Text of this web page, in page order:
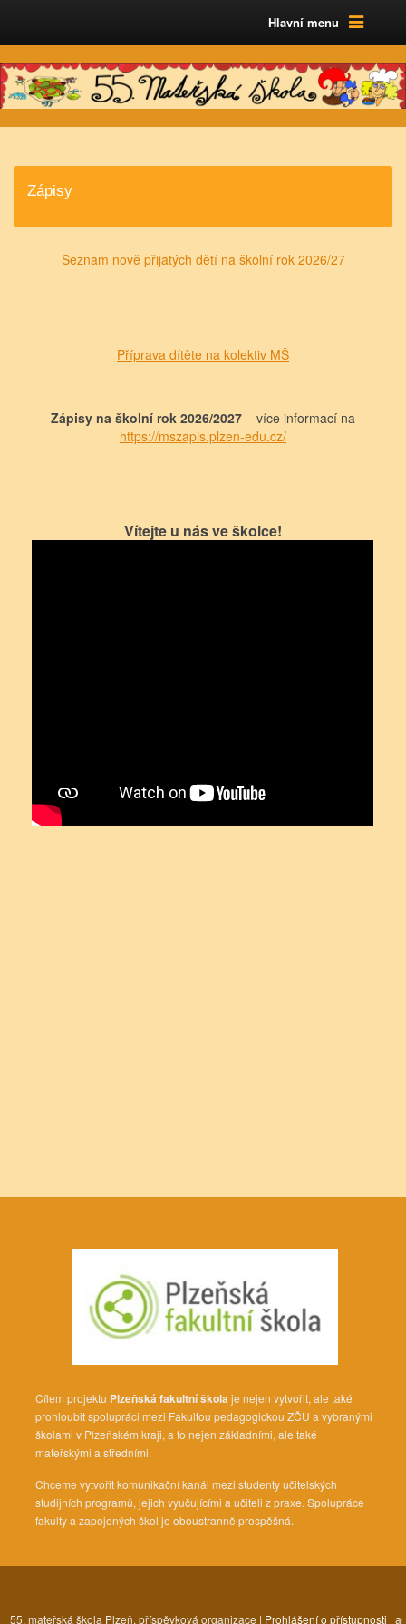
Hlavní menu
Zápisy
Seznam nově přijatých dětí na školní rok 2026/27
Příprava dítěte na kolektiv MŠ
Zápisy na školní rok 2026/2027 – více informací na
https://mszapis.plzen-edu.cz/
Vítejte u nás ve školce!
Cílem projektu Plzeňská fakultní škola je nejen vytvořit, ale také
prohloubit spolupráci mezi Fakultou pedagogickou ZČU a vybranými
školami v Plzeňském kraji, a to nejen základními, ale také
mateřskými a středními.
Chceme vytvořit komunikační kanál mezi studenty učitelských
studijních programů, jejich vyučujícími a učiteli z praxe. Spolupráce
fakulty a zapojených škol je oboustranně prospěšná.
55. mateřská škola Plzeň, příspěvková organizace | Prohlášení o přístupnosti |